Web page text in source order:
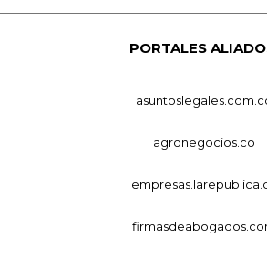
PORTALES
agronegocios.co